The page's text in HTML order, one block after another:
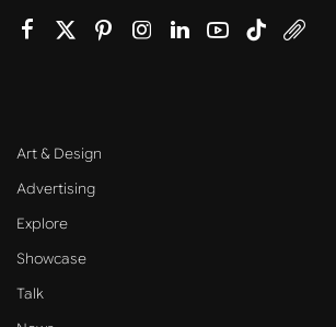
Art & Design
Advertising
Explore
Showcase
Talk